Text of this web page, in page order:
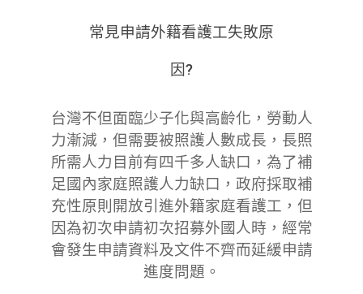
常見申請外籍看護工失敗原
因?
台灣不但面臨少子化與高齡化，勞動人
力漸減，但需要被照護人數成長，長照
所需人力目前有四千多人缺口，為了補
足國內家庭照護人力缺口，政府採取補
充性原則開放引進外籍家庭看護工，但
因為初次申請初次招募外國人時，經常
會發生申請資料及文件不齊而延緩申請
進度問題。